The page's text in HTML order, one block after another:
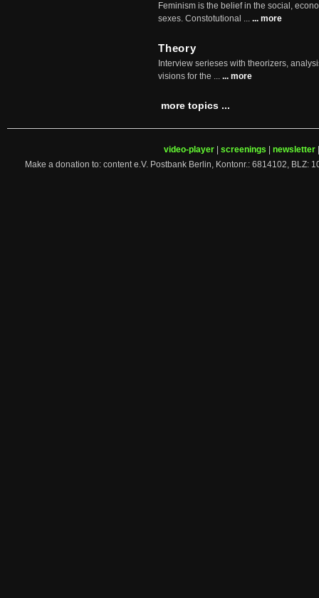
Feminism is the belief in the social,
sexes. Constotutional ... ... more
Theory
Interview serieses with theorizers,
visions for the ... ... more
more topics ...
video-player screenings newsletter
Make a donation to: content e.V. Postbank Berlin, Kontonr.: 6814102, BLZ: